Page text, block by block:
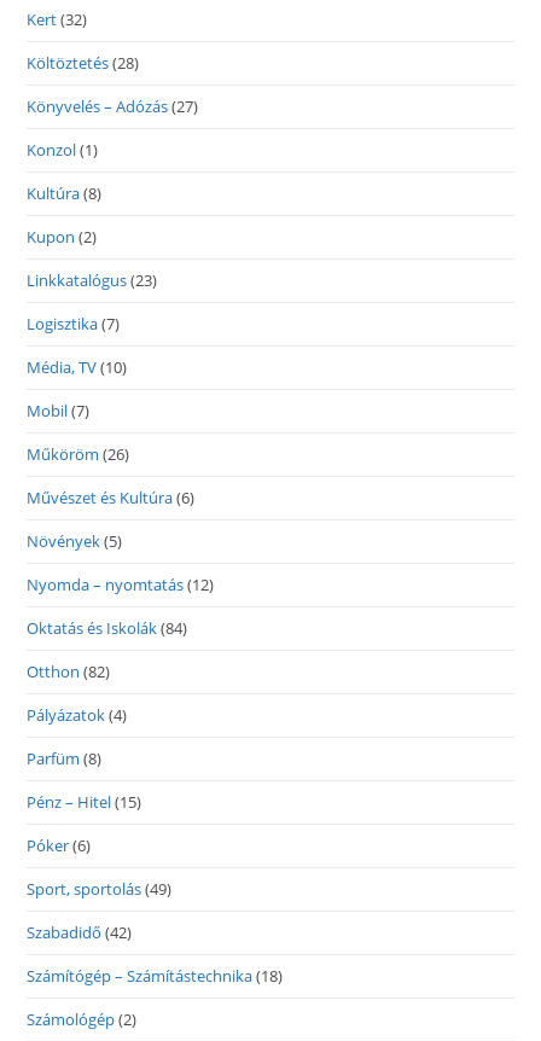
Kert(32)
Költöztetés(28)
Könyvelés – Adózás(27)
Konzol(1)
Kultúra(8)
Kupon (2)
Linkkatalógus(23)
Logisztika(7)
Média, TV(10)
Mobil(7)
Műköröm (26)
Művészet és Kultúra(6)
Növények(5)
Nyomda – nyomtatás(12)
Oktatás és Iskolák(84)
Otthon (82)
Pályázatok(4)
Parfüm (8)
Pénz – Hitel(15)
Póker(6)
Sport, sportolás(49)
Szabadidő (42)
Számítógép – Számítástechnika(18)
Számológép(2)